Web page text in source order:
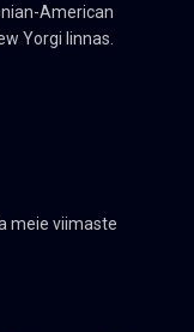
American
Yorgi linnas.
meie viimaste